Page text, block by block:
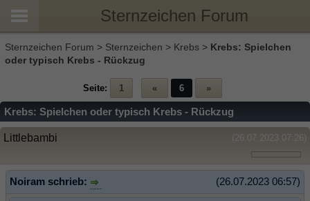
Sternzeichen Forum
Sternzeichen Forum > Sternzeichen > Krebs > Krebs: Spielchen
oder typisch Krebs - Rückzug
Seite: 1 « 6 »
Krebs: Spielchen oder typisch Krebs - Rückzug
(26.07.2023 07:26)
Littlebambi
(26.07.2023 06:57)
Noiram schrieb: